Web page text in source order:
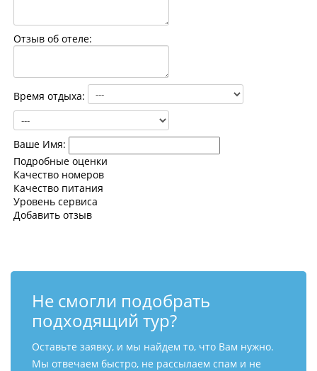
Отзыв об отеле:
Время отдыха:
Ваше Имя:
Подробные оценки
Качество номеров
Качество питания
Уровень сервиса
Добавить отзыв
Не смогли подобрать
подходящий тур?
Оставьте заявку, и мы найдем то, что Вам нужно.
Мы отвечаем быстро, не рассылаем спам и не